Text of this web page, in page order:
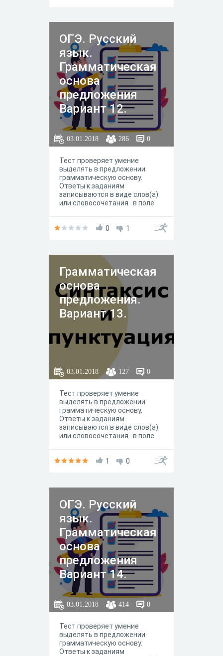
ОГЭ. Русский
язык.
Грамматическая
основа
предложения
Вариант 12.
03.01.2018 286 0
Тест проверяет умение
выделять в предложении
грамматическую основу.
Ответы к заданиям
записываются в виде слов(а)
или словосочетания в поле
0 1
Грамматическая
основа
предложения.
Вариант 13.
03.01.2018 127 0
Тест проверяет умение
выделять в предложении
грамматическую основу.
Ответы к заданиям
записываются в виде слов(а)
или словосочетания в поле
1 0
ОГЭ. Русский
язык.
Грамматическая
основа
предложения
Вариант 14.
03.01.2018 414 0
Тест проверяет умение
выделять в предложении
грамматическую основу.
Ответы к заданиям